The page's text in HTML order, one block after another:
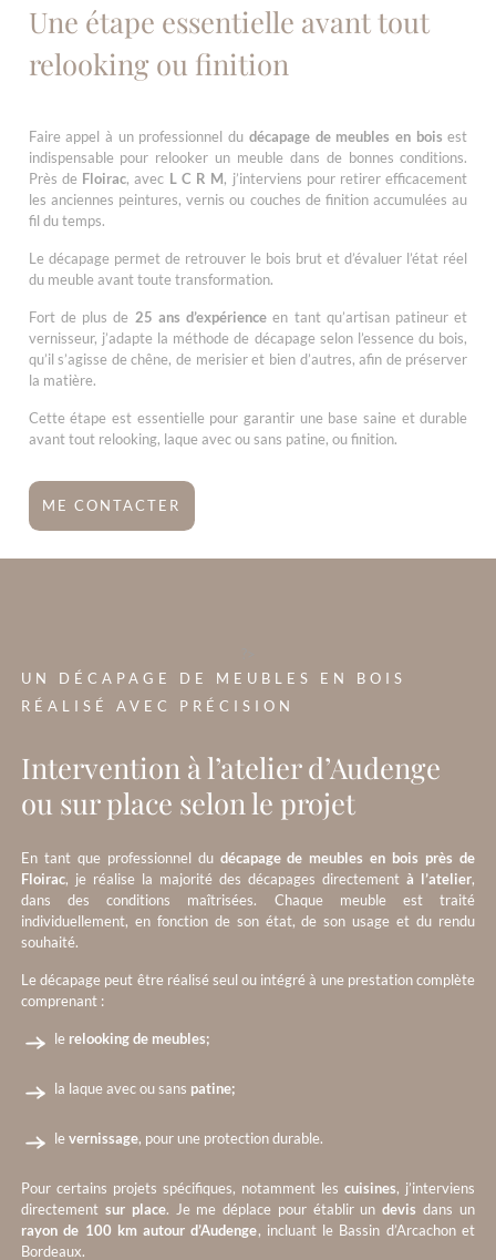
Une étape essentielle avant tout
relooking ou finition
Faire appel à un professionnel du décapage de meubles en bois est
indispensable pour relooker un meuble dans de bonnes conditions.
Près de Floirac, avec L C R M, j’interviens pour retirer efficacement
les anciennes peintures, vernis ou couches de finition accumulées au
fil du temps.
Le décapage permet de retrouver le bois brut et d’évaluer l’état réel
du meuble avant toute transformation.
Fort de plus de 25 ans d’expérience en tant qu’artisan patineur et
vernisseur, j’adapte la méthode de décapage selon l’essence du bois,
qu’il s’agisse de chêne, de merisier et bien d’autres, afin de préserver
la matière.
Cette étape est essentielle pour garantir une base saine et durable
avant tout relooking, laque avec ou sans patine, ou finition.
ME CONTACTER
UN DÉCAPAGE DE MEUBLES EN BOIS
RÉALISÉ AVEC PRÉCISION
Intervention à l’atelier d’Audenge
ou sur place selon le projet
En tant que professionnel du décapage de meubles en bois près de
Floirac, je réalise la majorité des décapages directement à l’atelier,
dans des conditions maîtrisées. Chaque meuble est traité
individuellement, en fonction de son état, de son usage et du rendu
souhaité.
Le décapage peut être réalisé seul ou intégré à une prestation complète
comprenant :
le relooking de meubles;
la laque avec ou sans patine;
levernissage, pour une protection durable.
Pour certains projets spécifiques, notamment les cuisines, j’interviens
directement sur place. Je me déplace pour établir undevis dans un
rayon de 100 km autour d’Audenge, incluant le Bassin d’Arcachon et
Bordeaux.